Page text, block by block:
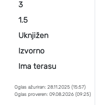
3
1.5
Uknjižen
Izvorno
Ima terasu
Oglas ažuriran: 28.11.2025 (15:57)
Oglas proveren: 09.08.2026 (09:25)